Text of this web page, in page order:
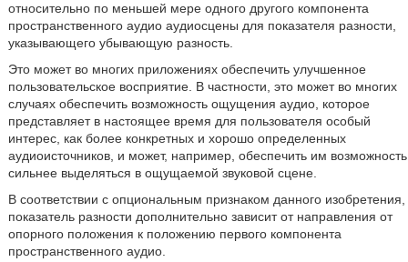
относительно по меньшей мере одного другого компонента
пространственного аудио аудиосцены для показателя разности,
указывающего убывающую разность.
Это может во многих приложениях обеспечить улучшенное
пользовательское восприятие. В частности, это может во многих
случаях обеспечить возможность ощущения аудио, которое
представляет в настоящее время для пользователя особый
интерес, как более конкретных и хорошо определенных
аудиоисточников, и может, например, обеспечить им возможность
сильнее выделяться в ощущаемой звуковой сцене.
В соответствии с опциональным признаком данного изобретения,
показатель разности дополнительно зависит от направления от
опорного положения к положению первого компонента
пространственного аудио.